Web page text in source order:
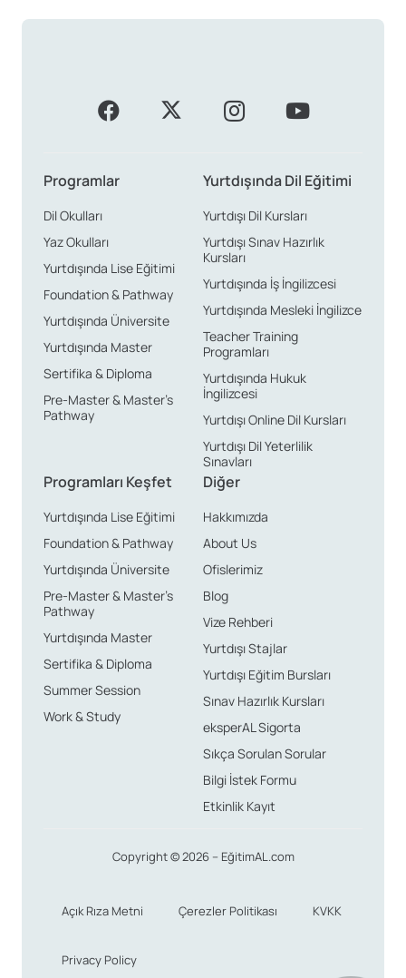
Programlar
Dil Okulları
Yaz Okulları
Yurtdışında Lise Eğitimi
Foundation & Pathway
Yurtdışında Üniversite
Yurtdışında Master
Sertifika & Diploma
Pre-Master & Master’s
Pathway
Yurtdışında Dil Eğitimi
Yurtdışı Dil Kursları
Yurtdışı Sınav Hazırlık
Kursları
Yurtdışında İş İngilizcesi
Yurtdışında Mesleki İngilizce
Teacher Training
Programları
Yurtdışında Hukuk
İngilizcesi
Yurtdışı Online Dil Kursları
Yurtdışı Dil Yeterlilik
Sınavları
Programları Keşfet
Yurtdışında Lise Eğitimi
Foundation & Pathway
Yurtdışında Üniversite
Pre-Master & Master’s
Pathway
Yurtdışında Master
Sertifika & Diploma
Summer Session
Work & Study
Diğer
Hakkımızda
About Us
Ofislerimiz
Blog
Vize Rehberi
Yurtdışı Stajlar
Yurtdışı Eğitim Bursları
Sınav Hazırlık Kursları
eksperAL Sigorta
Sıkça Sorulan Sorular
Bilgi İstek Formu
Etkinlik Kayıt
Copyright © 2026 – EğitimAL.com
Açık Rıza Metni Çerezler Politikası KVKK
Privacy Policy